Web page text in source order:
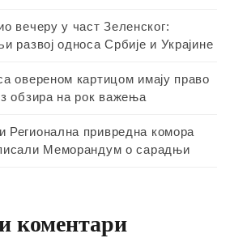
вечеру у част Зеленског:
развој односа Србије и Украјине
овереном картицом имају право
обзира на рок важења
привредна комора
Меморандум о сарадњи
коментари